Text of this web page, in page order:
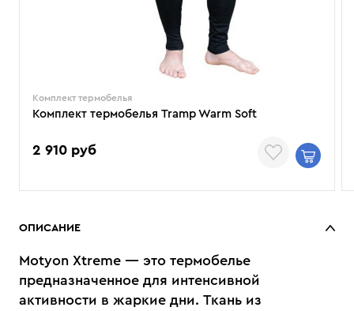
Комплект термобелья
Комплект термобелья Tramp Warm Soft
2 910 руб
ОПИСАНИЕ
Motyon Xtreme — это термобелье
предназначенное для интенсивной
активности в жаркие дни. Ткань из